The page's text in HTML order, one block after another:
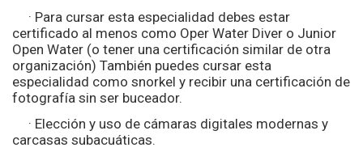
· Para cursar esta especialidad debes estar
certificado al menos como Oper Water Diver o Junior
Open Water (o tener una certificación similar de otra
organización) También puedes cursar esta
especialidad como snorkel y recibir una certificación de
fotografía sin ser buceador.
· Elección y uso de cámaras digitales modernas y
carcasas subacuáticas.